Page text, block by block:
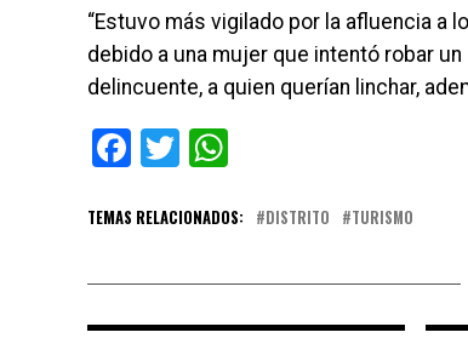
“Estuvo más vigilado por la afluencia a
debido a una mujer que intentó robar
delincuente, a quien querían linchar,
Facebook
Twitter
TEMAS RELACIONADOS: DISTRITO TURISMO